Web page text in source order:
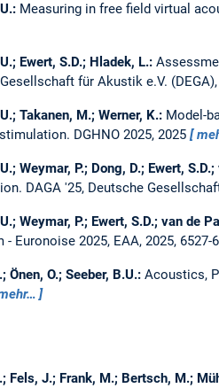
Measuring in free field virtual
Ewert, S.D.; Hladek, L.:
für Akustik e.V.
Takanen, M.; Werner, K.: Model-
DGHNO 2025, 2025
Weymar, P.; Dong, D.; Ewert,
DAGA '25, Deutsche
Weymar, P.; Ewert, S.D.; van de
Euronoise 2025, EAA, 2025, 6527-
Önen, O.; Seeber, B.U.: Acoustics,
Fels, J.; Frank, M.; Bertsch, M.;